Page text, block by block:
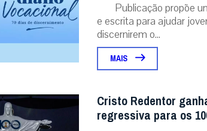
Publicação propõe
e escrita para ajudar
discernirem o...
MAIS
Cristo Redentor
regressiva para os